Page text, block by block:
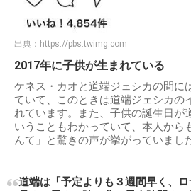
出典： https://pbs.twimg.com
2017年に子供が生まれている
ケネス・カオと道端ジェシカの間に
ていて、このときは道端ジェシカの
れています。また、子供の誕生日が
いうこともわかっていて、本人から
んて」と驚きの声が挙がっていまし
道端は「予定よりも３週間早く、